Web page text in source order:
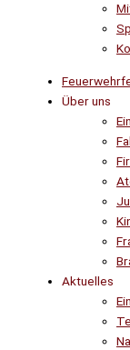
Über uns
Aktuelles